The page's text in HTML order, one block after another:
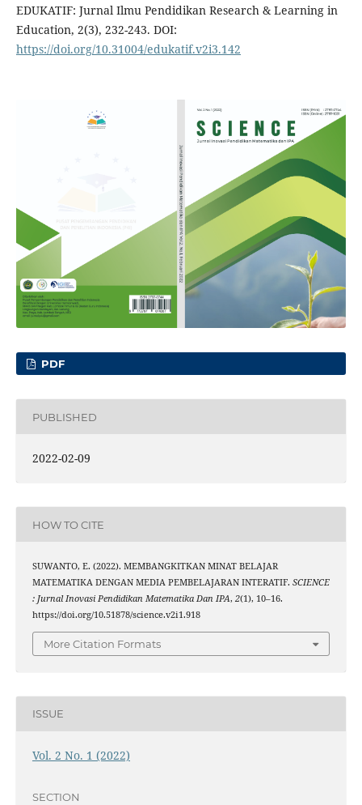
EDUKATIF: Jurnal Ilmu Pendidikan Research & Learning in
Education, 2(3), 232-243. DOI:
https://doi.org/10.31004/edukatif.v2i3.142
PDF
PUBLISHED
2022-02-09
HOW TO CITE
SUWANTO, E. (2022). MEMBANGKITKAN MINAT BELAJAR
MATEMATIKA DENGAN MEDIA PEMBELAJARAN INTERATIF. SCIENCE
: Jurnal Inovasi Pendidikan Matematika Dan IPA, 2(1), 10–16.
https://doi.org/10.51878/science.v2i1.918
More Citation Formats
ISSUE
Vol. 2 No. 1 (2022)
SECTION